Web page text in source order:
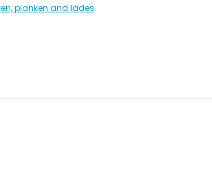
planken and lades